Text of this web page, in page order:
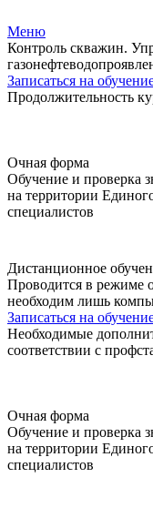
Меню
Контроль скважин.
Записаться на
Продолжительность
Очная форма
Обучение и проверка
на территории
специалистов
Дистанционное
Проводится в режиме
необходим лишь
Записаться на
Необходимые
соответствии с
Очная форма
Обучение и проверка
на территории
специалистов